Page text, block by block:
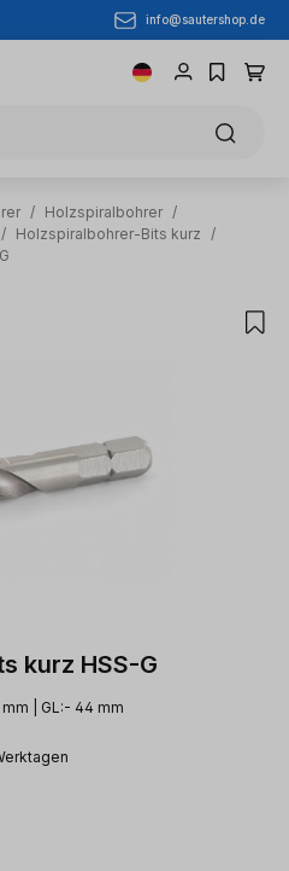
info@sautershop.de
/ Holzspiralbohrer /
/ Holzspiralbohrer-Bits kurz
/
kurz HSS-G
| GL:- 44 mm